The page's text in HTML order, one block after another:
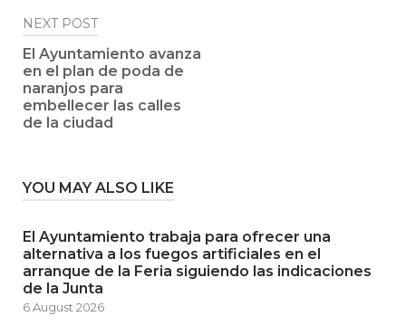
NEXT POST
El Ayuntamiento avanza
en el plan de poda de
naranjos para
embellecer las calles
de la ciudad
YOU MAY ALSO LIKE
El Ayuntamiento trabaja para ofrecer una
alternativa a los fuegos artificiales en el
arranque de la Feria siguiendo las indicaciones
de la Junta
6 August 2026